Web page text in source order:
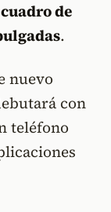
cuadro de
.
nuevo
con
teléfono